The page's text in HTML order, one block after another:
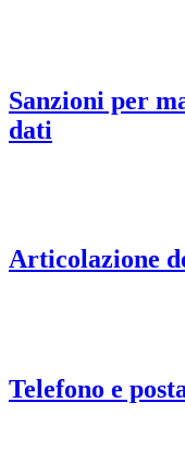
Sanzioni per
dati
Articolazione
Telefono e